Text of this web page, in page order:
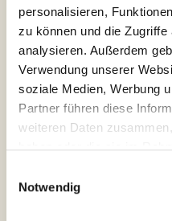
personalisieren,
zu können und die
analysieren. Außerdem
Verwendung unserer
soziale Medien, Werbung
Partner führen diese
weiteren Daten
haben oder die sie im
Notwendig